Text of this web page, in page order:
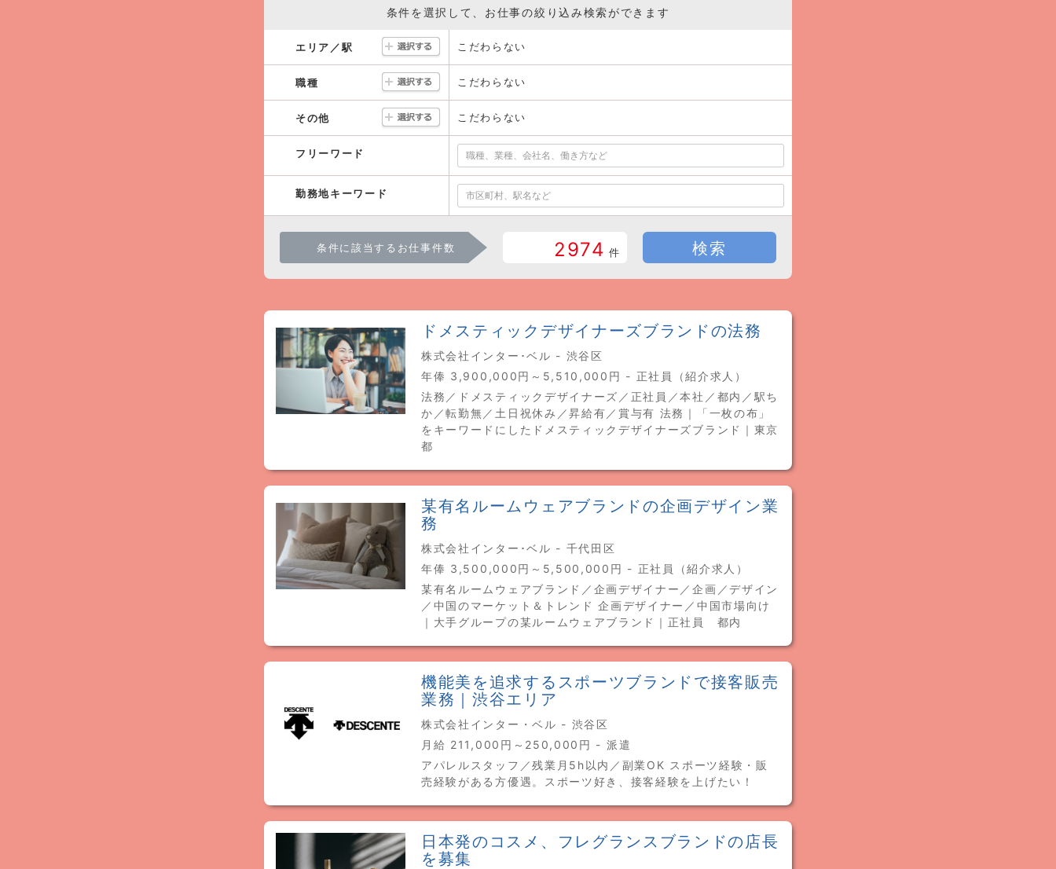
条件を選択して、お仕事の絞り込み検索ができます
エリア／駅 こだわらない
職種 こだわらない
その他 こだわらない
フリーワード
勤務地キーワード
条件に該当するお仕事件数 2974 件 検索
ドメスティックデザイナーズブランドの法務
株式会社インター･ベル - 渋谷区
年俸 3,900,000円～5,510,000円 - 正社員（紹介求人）
法務／ドメスティックデザイナーズ／正社員／本社／都内／駅ち
か／転勤無／土日祝休み／昇給有／賞与有 法務｜「一枚の布」
をキーワードにしたドメスティックデザイナーズブランド｜東京
都
某有名ルームウェアブランドの企画デザイン業
務
株式会社インター･ベル - 千代田区
年俸 3,500,000円～5,500,000円 - 正社員（紹介求人）
某有名ルームウェアブランド／企画デザイナー／企画／デザイン
／中国のマーケット＆トレンド 企画デザイナー／中国市場向け
｜大手グループの某ルームウェアブランド｜正社員 都内
機能美を追求するスポーツブランドで接客販売
業務｜渋谷エリア
株式会社インター・ベル - 渋谷区
月給 211,000円～250,000円 - 派遣
アパレルスタッフ／残業月5h以内／副業OK スポーツ経験・販
売経験がある方優遇。スポーツ好き、接客経験を上げたい！
日本発のコスメ、フレグランスブランドの店長
を募集